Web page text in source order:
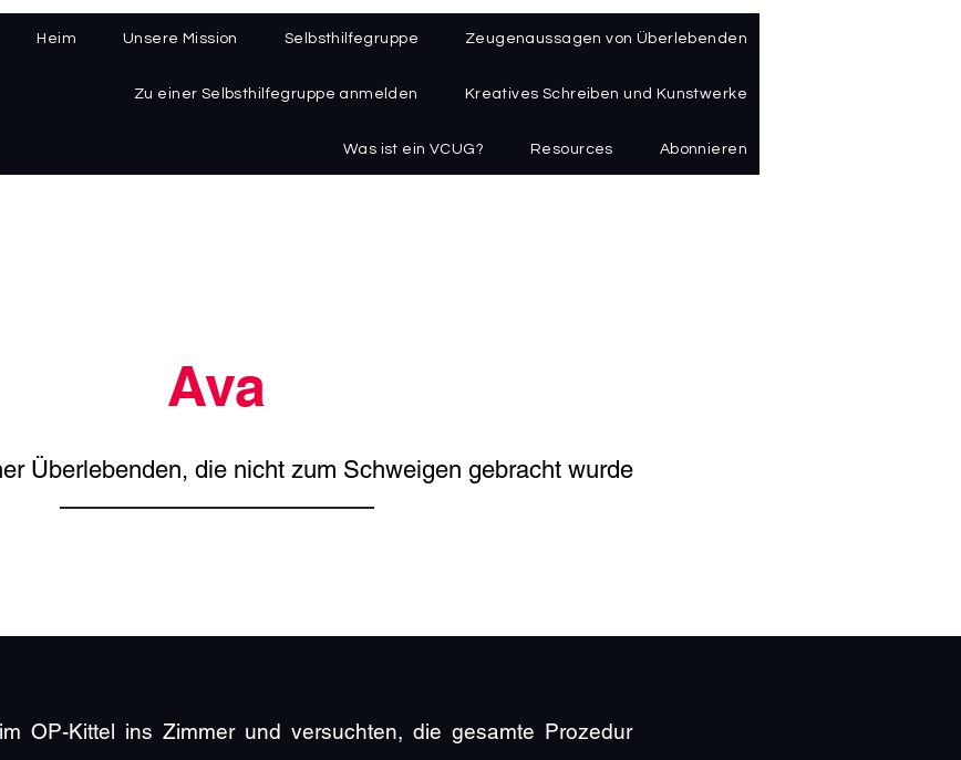
Heim Unsere Mission Selbsthilfegruppe Zeugenaussagen von Überlebenden
Zu einer Selbsthilfegruppe anmelden Kreatives Schreiben und Kunstwerke
Was ist ein VCUG? Resources Abonnieren
Ava
Überlebenden, die nicht zum Schweigen gebracht wurde
OP-Kittel ins Zimmer und versuchten, die gesamte Prozedur